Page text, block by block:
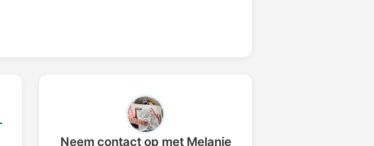
Neem contact op met Melanie